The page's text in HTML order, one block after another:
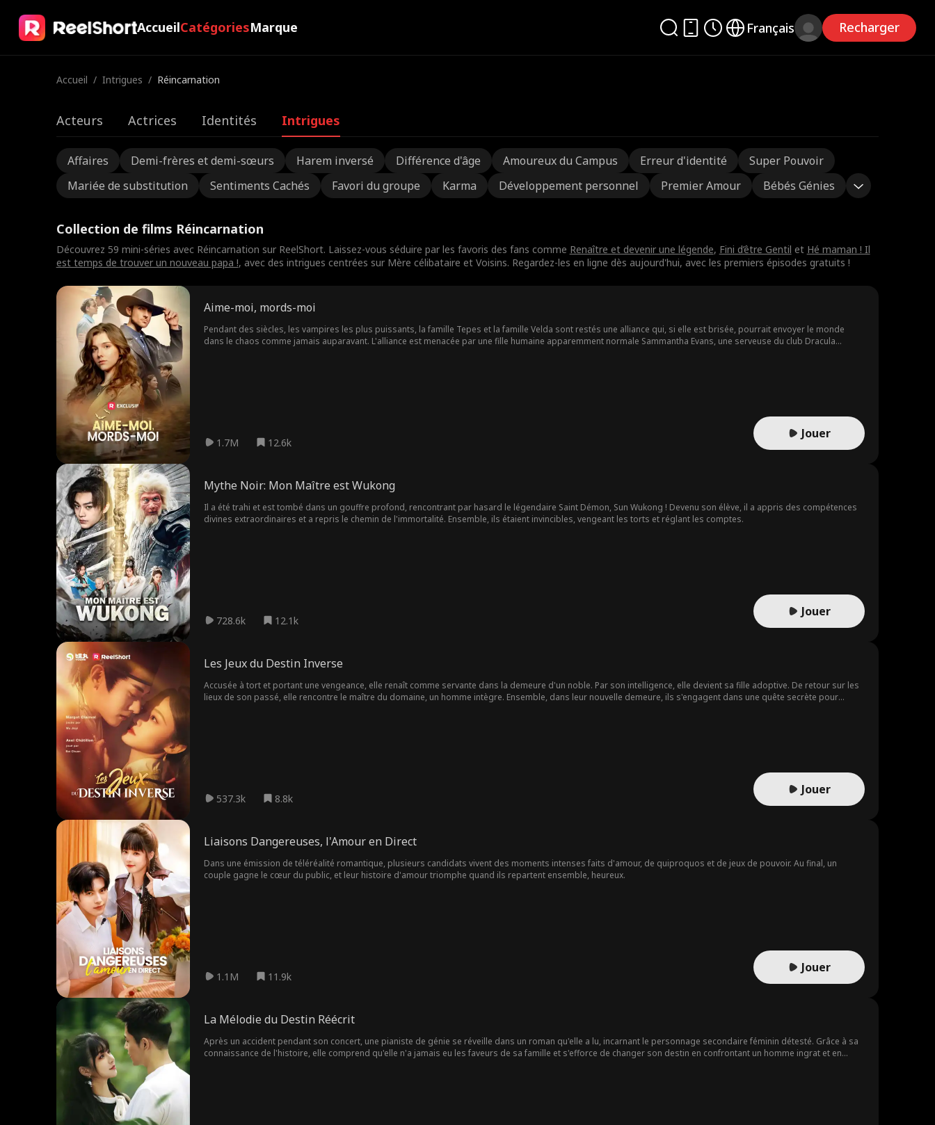
AccueilCatégoriesMarque Français Recharger
Accueil / Intrigues / Réincarnation
Acteurs Actrices Identités Intrigues
Affaires Demi-frères et demi-sœurs Harem inversé Différence d'âge Amoureux du Campus Erreur d'identité
Super Pouvoir
Mariée de substitution
Sentiments Cachés Favori du groupe Karma Développement personnel Premier Amour Bébés Génies
Collection de films Réincarnation
Découvrez 59 mini-séries avec Réincarnation sur ReelShort. Laissez-vous séduire par les favoris des fans comme Renaître et devenir une légende, Fini d’être Gentil et Hé maman ! Il
est temps de trouver un nouveau papa !, avec des intrigues centrées sur Mère célibataire et Voisins. Regardez-les en ligne dès aujourd'hui, avec les premiers épisodes gratuits !
Aime-moi, mords-moi
Pendant des siècles, les vampires les plus puissants, la famille Tepes et la famille Velda sont restés une alliance qui, si elle est brisée, pourrait envoyer le monde
dans le chaos comme jamais auparavant. L'alliance est menacée par une fille humaine apparemment normale Sammantha Evans, une serveuse du club Dracula
1.7M 12.6k
Jouer
Mythe Noir: Mon Maître est Wukong
Il a été trahi et est tombé dans un gouffre profond, rencontrant par hasard le légendaire Saint Démon, Sun Wukong ! Devenu son élève, il a appris des compétences
divines extraordinaires et a repris le chemin de l'immortalité. Ensemble, ils étaient invincibles, vengeant les torts et réglant les comptes.
728.6k 12.1k
Jouer
Les Jeux du Destin Inverse
Accusée à tort et portant une vengeance, elle renaît comme servante dans la demeure d'un noble. Par son intelligence, elle devient sa fille adoptive. De retour sur les
lieux de son passé, elle rencontre le maître du domaine, un homme intègre. Ensemble, dans leur nouvelle demeure, ils s'engagent dans une quête secrète pour
537.3k 8.8k
Jouer
Liaisons Dangereuses, l'Amour en Direct
Dans une émission de téléréalité romantique, plusieurs candidats vivent des moments intenses faits d'amour, de quiproquos et de jeux de pouvoir. Au final, un
couple gagne le cœur du public, et leur histoire d'amour triomphe quand ils repartent ensemble, heureux.
1.1M 11.9k
Jouer
La Mélodie du Destin Réécrit
Après un accident pendant son concert, une pianiste de génie se réveille dans un roman qu'elle a lu, incarnant le personnage secondaire féminin détesté. Grâce à sa
connaissance de l'histoire, elle comprend qu'elle n'a jamais eu les faveurs de sa famille et s'efforce de changer son destin en confrontant un homme ingrat et en